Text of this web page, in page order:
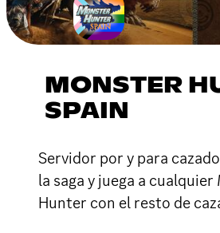
MONSTER
SPAIN
Servidor por y para
la saga y juega a
Hunter con el resto de